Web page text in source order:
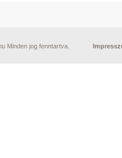
Minden jog fenntartva.